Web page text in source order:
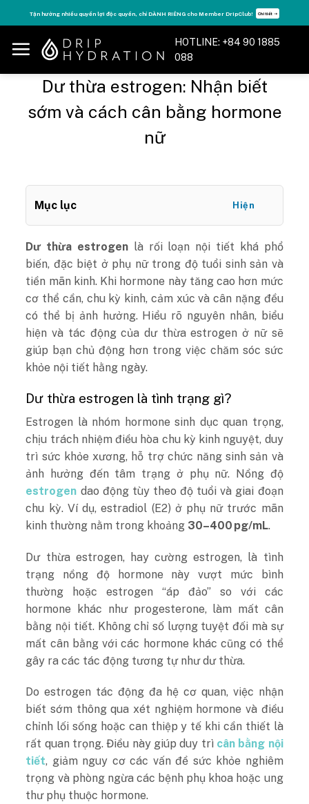
to
content
Tăng năng lượng - sống đỉnh cao với thẻ Vitamin Drip Membership. Xem ngay ➝
HOTLINE: +84 90 1885
088
Dư thừa estrogen: Nhận biết
sớm và cách cân bằng hormone
nữ
Mục lục Hiện
Dư thừa estrogen là rối loạn nội tiết khá phổ
biến, đặc biệt ở phụ nữ trong độ tuổi sinh sản và
tiền mãn kinh. Khi hormone này tăng cao hơn mức
cơ thể cần, chu kỳ kinh, cảm xúc và cân nặng đều
có thể bị ảnh hưởng. Hiểu rõ nguyên nhân, biểu
hiện và tác động của dư thừa estrogen ở nữsẽ
giúp bạn chủ động hơn trong việc chăm sóc sức
khỏe nội tiết hằng ngày.
Dư thừa estrogen là tình trạng gì?
Estrogen là nhóm hormone sinh dục quan trọng,
chịu trách nhiệm điều hòa chu kỳ kinh nguyệt, duy
trì sức khỏe xương, hỗ trợ chức năng sinh sản và
ảnh hưởng đến tâm trạng ở phụ nữ. Nồng độ
estrogen dao động tùy theo độ tuổi và giai đoạn
chu kỳ. Ví dụ, estradiol (E2) ở phụ nữ trước mãn
kinh thường nằm trong khoảng 30–400 pg/mL.
Dư thừa estrogen, hay cường estrogen, là tình
trạng nồng độ hormone này vượt mức bình
thường hoặc estrogen “áp đảo” so với các
hormone khác như progesterone, làm mất cân
bằng nội tiết. Không chỉ số lượng tuyệt đối mà sự
mất cân bằng với các hormone khác cũng có thể
gây ra các tác động tương tự như dư thừa.
Do estrogen tác động đa hệ cơ quan, việc nhận
biết sớm thông qua xét nghiệm hormone và điều
chỉnh lối sống hoặc can thiệp y tế khi cần thiết là
rất quan trọng. Điều này giúp duy trì cân bằng nội
tiết, giảm nguy cơ các vấn đề sức khỏe nghiêm
trọng và phòng ngừa các bệnh phụ khoa hoặc ung
thư phụ thuộc hormone.